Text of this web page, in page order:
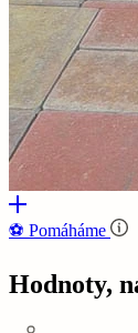
⚽‍️️ Pomáháme
Hodnoty,